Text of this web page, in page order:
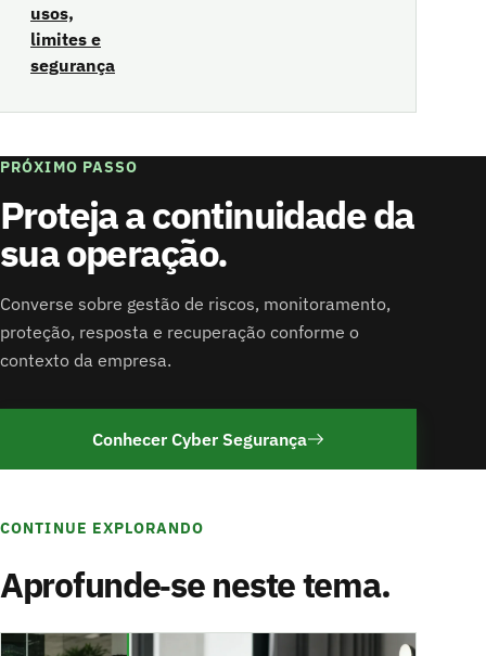
usos,
limites e
segurança
PRÓXIMO PASSO
Proteja a continuidade da
sua operação.
Converse sobre gestão de riscos, monitoramento,
proteção, resposta e recuperação conforme o
contexto da empresa.
Conhecer Cyber Segurança
CONTINUE EXPLORANDO
Aprofunde‑se neste tema.